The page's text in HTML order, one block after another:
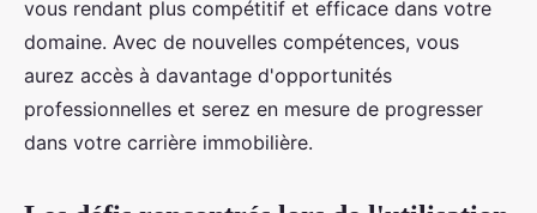
vous rendant plus compétitif et efficace dans votre
domaine. Avec de nouvelles compétences, vous
aurez accès à davantage d'opportunités
professionnelles et serez en mesure de progresser
dans votre carrière immobilière.